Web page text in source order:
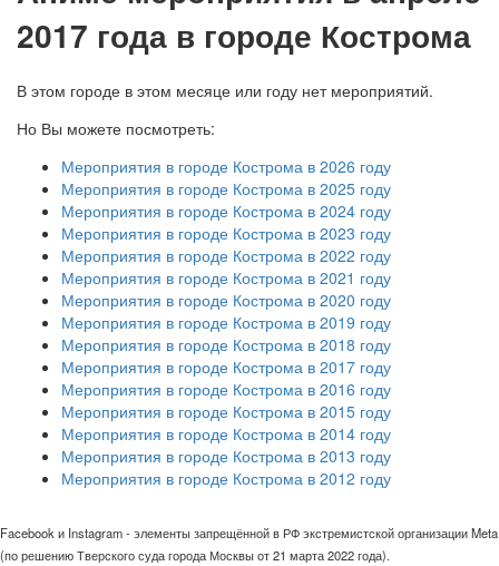
2017 года в городе Кострома
В этом городе в этом месяце или году нет мероприятий.
Но Вы можете посмотреть:
Мероприятия в городе Кострома в 2026 году
Мероприятия в городе Кострома в 2025 году
Мероприятия в городе Кострома в 2024 году
Мероприятия в городе Кострома в 2023 году
Мероприятия в городе Кострома в 2022 году
Мероприятия в городе Кострома в 2021 году
Мероприятия в городе Кострома в 2020 году
Мероприятия в городе Кострома в 2019 году
Мероприятия в городе Кострома в 2018 году
Мероприятия в городе Кострома в 2017 году
Мероприятия в городе Кострома в 2016 году
Мероприятия в городе Кострома в 2015 году
Мероприятия в городе Кострома в 2014 году
Мероприятия в городе Кострома в 2013 году
Мероприятия в городе Кострома в 2012 году
Facebook и Instagram - элементы запрещённой в РФ экстремистской организации Meta
(по решению Тверского суда города Москвы от 21 марта 2022 года).